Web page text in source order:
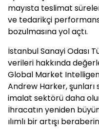
mayısta teslimat
ve tedarikçi
bozulmasına yol açtı.
İstanbul Sanayi Odası
verileri hakkında
Global Market
Andrew Harker, şunları
imalat sektörü daha
İhracatın yeniden
ılımlı bir artışı